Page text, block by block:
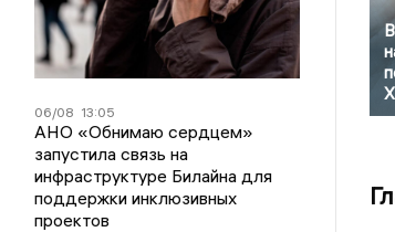
06/08 13:05
АНО «Обнимаю сердцем»
запустила связь на
инфраструктуре Билайна для
поддержки инклюзивных
проектов